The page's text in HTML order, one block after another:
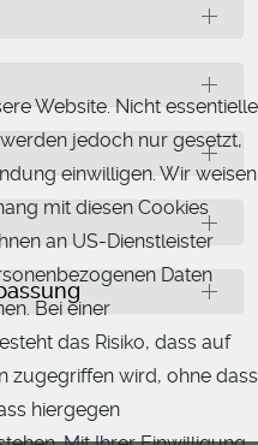
Website. Nicht essentielle
jedoch nur gesetzt,
einwilligen. Wir weisen
mit diesen Cookies
an US-Dienstleister
Daten
Bei einer
das Risiko, dass auf
zugegriffen wird, ohne dass
hiergegen